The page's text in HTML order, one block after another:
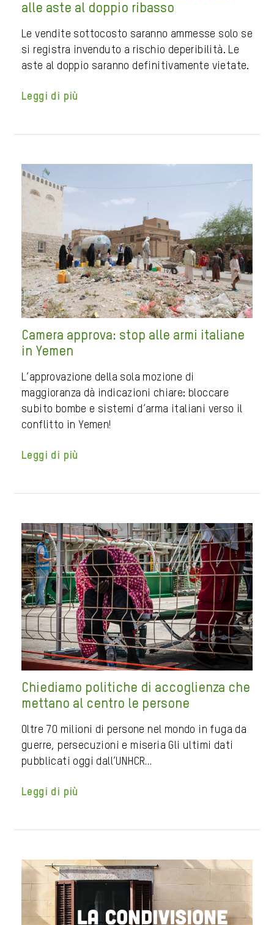
alle aste al doppio ribasso
Le vendite sottocosto saranno ammesse solo se
si registra invenduto a rischio deperibilità. Le
aste al doppio saranno definitivamente vietate.
Leggi di più
Camera approva: stop alle armi italiane
in Yemen
L’approvazione della sola mozione di
maggioranza dà indicazioni chiare: bloccare
subito bombe e sistemi d’arma italiani verso il
conflitto in Yemen!
Leggi di più
Chiediamo politiche di accoglienza che
mettano al centro le persone
Oltre 70 milioni di persone nel mondo in fuga da
guerre, persecuzioni e miseria Gli ultimi dati
pubblicati oggi dall’UNHCR…
Leggi di più